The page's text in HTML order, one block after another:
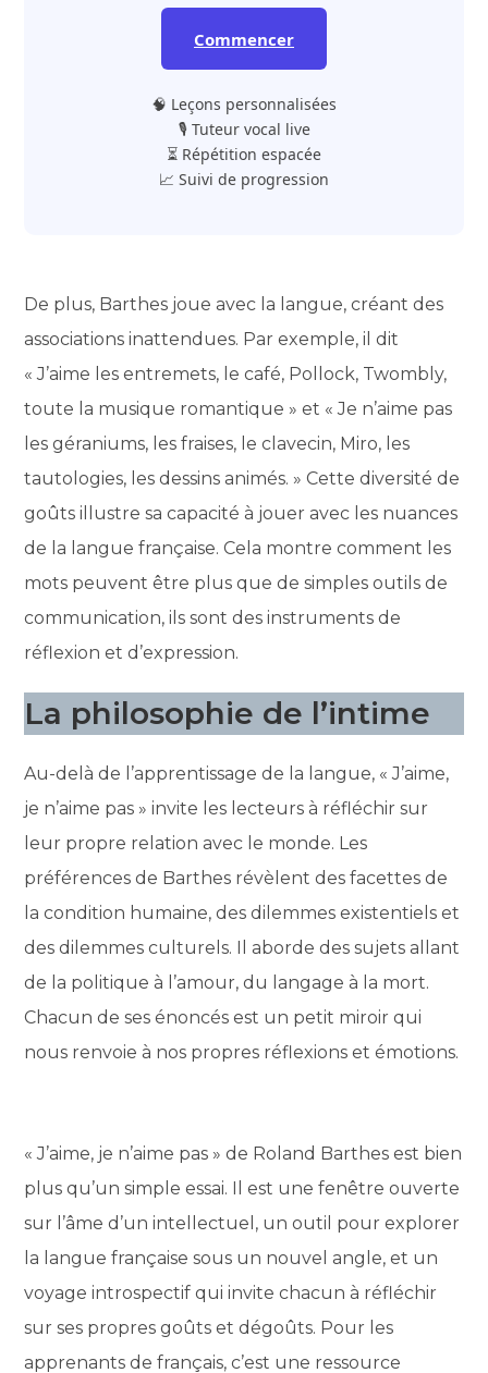
Commencer
🧠 Leçons personnalisées
🎙️ Tuteur vocal live
⏳ Répétition espacée
📈 Suivi de progression
De plus, Barthes joue avec la langue, créant des
associations inattendues. Par exemple, il dit
« J’aime les entremets, le café, Pollock, Twombly,
toute la musique romantique » et « Je n’aime pas
les géraniums, les fraises, le clavecin, Miro, les
tautologies, les dessins animés. » Cette diversité de
goûts illustre sa capacité à jouer avec les nuances
de la langue française. Cela montre comment les
mots peuvent être plus que de simples outils de
communication, ils sont des instruments de
réflexion et d’expression.
La philosophie de l’intime
Au-delà de l’apprentissage de la langue, « J’aime,
je n’aime pas » invite les lecteurs à réfléchir sur
leur propre relation avec le monde. Les
préférences de Barthes révèlent des facettes de
la condition humaine, des dilemmes existentiels et
des dilemmes culturels. Il aborde des sujets allant
de la politique à l’amour, du langage à la mort.
Chacun de ses énoncés est un petit miroir qui
nous renvoie à nos propres réflexions et émotions.
« J’aime, je n’aime pas » de Roland Barthes est bien
plus qu’un simple essai. Il est une fenêtre ouverte
sur l’âme d’un intellectuel, un outil pour explorer
la langue française sous un nouvel angle, et un
voyage introspectif qui invite chacun à réfléchir
sur ses propres goûts et dégoûts. Pour les
apprenants de français, c’est une ressource